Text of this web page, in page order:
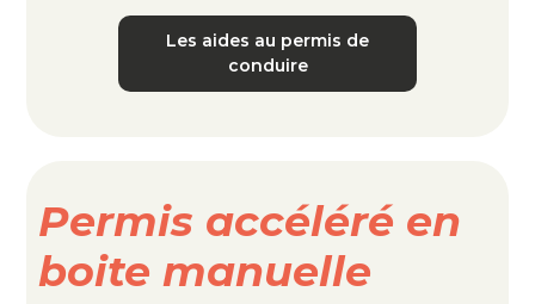
Les aides au permis de
conduire
Permis accéléré en
boite manuelle